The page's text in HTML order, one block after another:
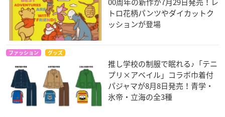
00周年の新作が7月29日発売！レ
トロ花柄パンツやダイカットク
ッションが登場
ファッション グッズ
推し学校の制服で眠れる♪「テニ
プリ×アベイル」コラボ巾着付
パジャマが8月8日発売！青学・
氷帝・立海の全3種